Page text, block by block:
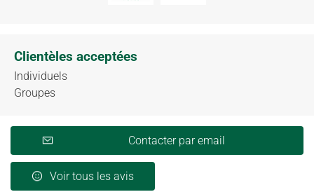
Clientèles acceptées
Individuels
Groupes
Contacter par email
Voir tous les avis